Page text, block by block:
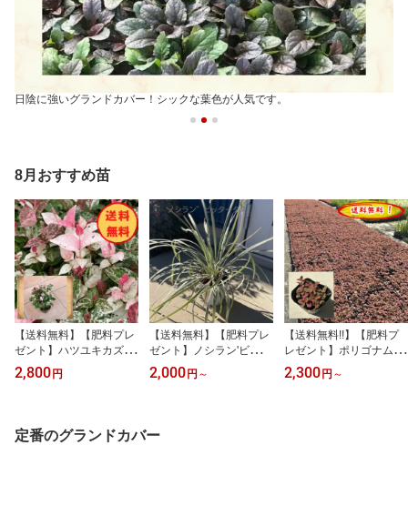
日陰に強いグランドカバー！シックな葉色が人気です。
8月おすすめ苗
【送料無料】【肥料プレ
ゼント】ハツユキカズ
ラ 9.0cmポット 5pセッ
ト/苗
2,800円
【送料無料】【肥料プレ
ゼント】ノシラン'ビッタ
ータス'15.0cmp1p～5p
セット♪/苗
2,000円 ～
【送料無料!!】【肥料プ
レゼント】ポリゴナム
（ヒメツルソバ）4p～16
pセット/苗
2,300円 ～
定番のグランドカバー